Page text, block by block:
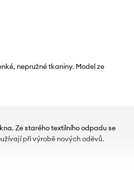
nepružné tkaniny. Model ze
Ze starého textilního odpadu se
při výrobě nových oděvů.